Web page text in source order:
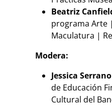
Beatriz
programa Arte
Maculatura |
Modera:
Jessica
de Educación
Cultural del